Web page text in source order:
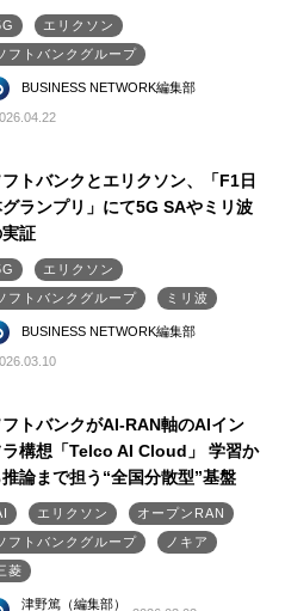
エリクソン
フトバンクグループ
BUSINESS NETWORK編集部
フトバンクとエリクソン、「F1日
ランプリ」にて5G SAやミリ波
証
エリクソン
フトバンクグループ
ミリ波
BUSINESS NETWORK編集部
フトバンクがAI-RAN軸のAIイン
ラ構想「Telco AI Cloud」 学習か
推論まで担う“全国分散型”基盤
エリクソン
オープンRAN
フトバンクグループ
ノキア
菱
津野篤（編集部）